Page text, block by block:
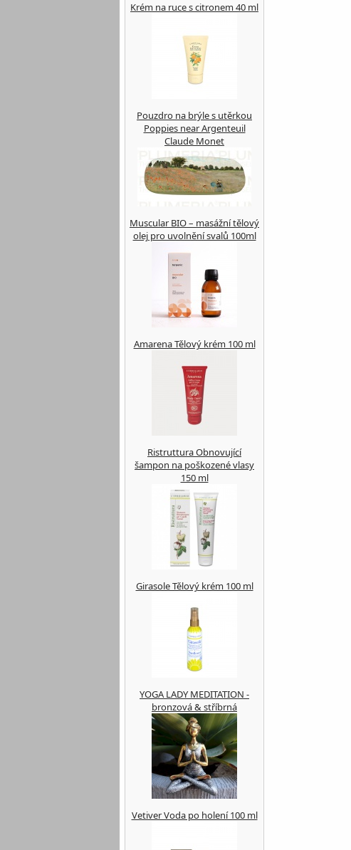
Krém na ruce s citronem 40 ml
Pouzdro na brýle s utěrkou
Poppies near Argenteuil
Claude Monet
Muscular BIO – masážní tělový
olej pro uvolnění svalů 100ml
Amarena Tělový krém 100 ml
Ristruttura Obnovující
šampon na poškozené vlasy
150 ml
Girasole Tělový krém 100 ml
YOGA LADY MEDITATION -
bronzová & stříbrná
Vetiver Voda po holení 100 ml